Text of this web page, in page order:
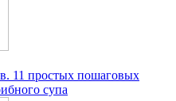
11 простых пошаговых
супа